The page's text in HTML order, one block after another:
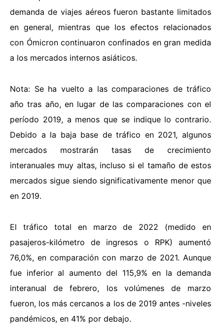
demanda de viajes aéreos fueron bastante limitados
en general, mientras que los efectos relacionados
con Ómicron continuaron confinados en gran medida
a los mercados internos asiáticos.
Nota: Se ha vuelto a las comparaciones de tráfico
año tras año, en lugar de las comparaciones con el
período 2019, a menos que se indique lo contrario.
Debido a la baja base de tráfico en 2021, algunos
mercados mostrarán tasas de crecimiento
interanuales muy altas, incluso si el tamaño de estos
mercados sigue siendo significativamente menor que
en 2019.
El tráfico total en marzo de 2022 (medido en
pasajeros-kilómetro de ingresos o RPK) aumentó
76,0%, en comparación con marzo de 2021. Aunque
fue inferior al aumento del 115,9% en la demanda
interanual de febrero, los volúmenes de marzo
fueron, los más cercanos a los de 2019 antes -niveles
pandémicos, en 41% por debajo.